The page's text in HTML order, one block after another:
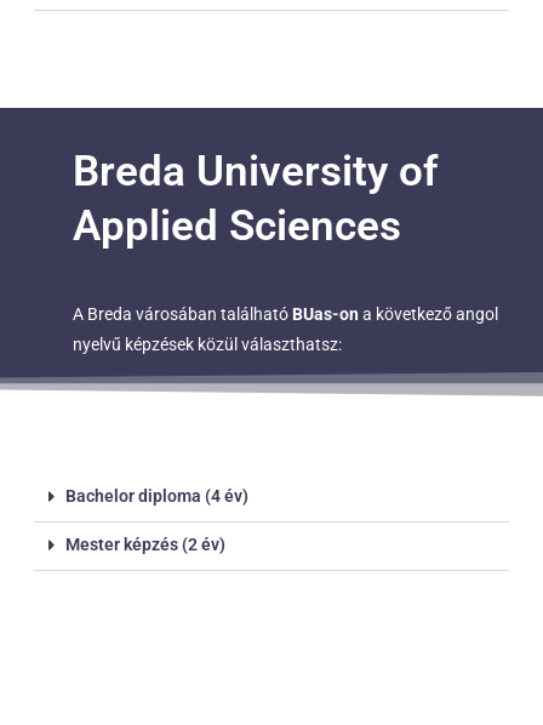
Breda University of
Applied Sciences
A Breda városában található BUas-on a következő angol
nyelvű képzések közül választhatsz:
Bachelor diploma (4 év)
Mester képzés (2 év)